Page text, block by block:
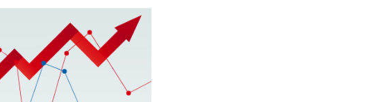
・稲敷市・牛久市・龍ヶ崎
境町・五霞町）